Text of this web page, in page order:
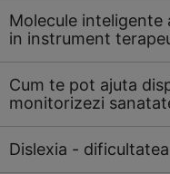
Molecule
in instrument
Cum te pot ajuta
monitorizezi
Dislexia -